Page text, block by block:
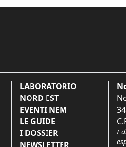
LABORATORIO
NORD EST
EVENTI NEM
LE GUIDE
I DOSSIER
NEWSLETTER
I